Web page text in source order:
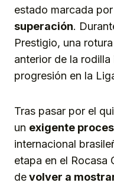
estado marcada
superación.
Prestigio, una
anterior de la
progresión en la
Tras pasar por el
un exigente
internacional
etapa en el Rocasa
devolver a